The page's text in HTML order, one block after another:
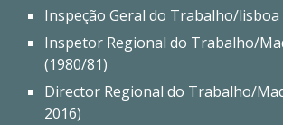
Inspeção Geral do Trabalho/lisboa
Inspetor Regional do Trabalho/
(1980/81)
Director Regional do Trabalho/
2016)